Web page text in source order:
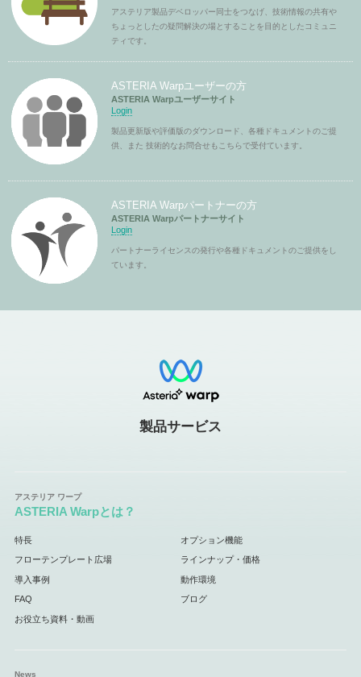
アステリア製品デベロッパー同士をつなげ、技術情報の共有や
ちょっとしたの疑問解決の場とすることを目的としたコミュニ
ティです。
ASTERIA Warpユーザーの方
ASTERIA Warpユーザーサイト
Login
製品更新版や評価版のダウンロード、各種ドキュメントのご提
供、また 技術的なお問合せもこちらで受付ています。
ASTERIA Warpパートナーの方
ASTERIA Warpパートナーサイト
Login
パートナーライセンスの発行や各種ドキュメントのご提供をし
ています。
製品サービス
ASTERIA Warpとは？
特長 オプション機能
フローテンプレート広場 ラインナップ・価格
導入事例 動作環境
FAQ ブログ
お役立ち資料・動画